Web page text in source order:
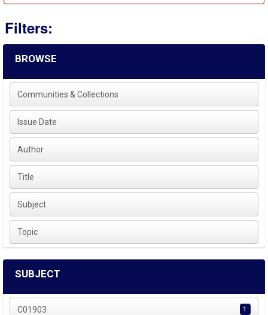
Filters:
BROWSE
Communities & Collections
Issue Date
Author
Title
Subject
Topic
SUBJECT
C01903 1